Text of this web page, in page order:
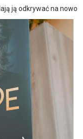
ją odkrywać na nowo